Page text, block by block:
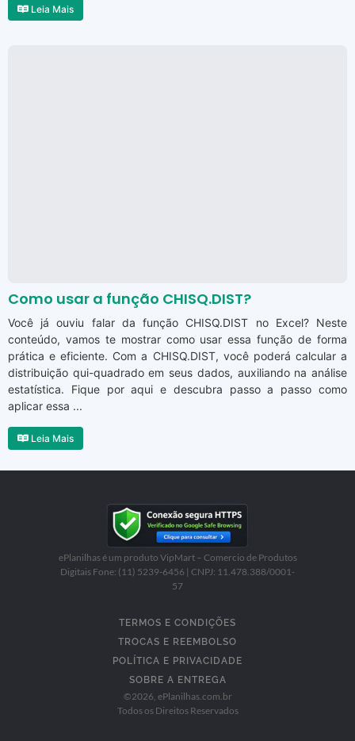
Leia Mais
Como usar a função CHISQ.DIST?
Você já ouviu falar da função CHISQ.DIST no Excel? Neste
conteúdo, vamos te mostrar como usar essa função de forma
prática e eficiente. Com a CHISQ.DIST, você poderá calcular a
distribuição qui-quadrado em seus dados, auxiliando na análise
estatística. Fique por aqui e descubra passo a passo como
aplicar essa ...
Leia Mais
ePlanilhas é um produto VipMart – Comercio de Produtos
Digitais Fone: (11) 5239-6456 | CNPJ: 11.478.388/0001-
57
TERMOS E CONDIÇÕES
TROCAS E REEMBOLSO
POLÍTICA E PRIVACIDADE
SOBRE A ENTREGA
©2026 , ePlanilhas.com.br
Todos os Direitos Reservados